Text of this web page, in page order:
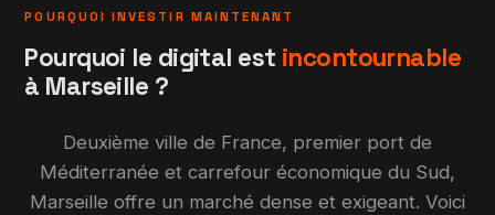
POURQUOI INVESTIR MAINTENANT
Pourquoi le digital est incontournable
à Marseille ?
Deuxième ville de France, premier port de
Méditerranée et carrefour économique du Sud,
Marseille offre un marché dense et exigeant. Voici